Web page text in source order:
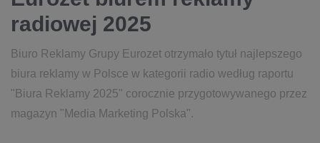
radiowej 2025
Biuro Reklamy Grupy Eurozet otrzymało tytuł najlepszego
biura reklamy w Polsce w kategorii radio według raportu
"Biura Reklamy 2025" corocznie przygotowywanego przez
magazyn "Media Marketing Polska".